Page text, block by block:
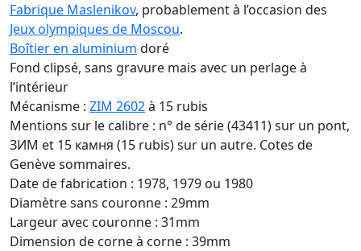
Fabrique Maslenikov, probablement à l’occasion des
Jeux olympiques de Moscou.
Boîtier en aluminium doré
Fond clipsé, sans gravure mais avec un perlage à
l’intérieur
Mécanisme : ZIM 2602à 15 rubis
Mentions sur le calibre : n° de série (43411) sur un pont,
ЗИМ et 15 камня (15 rubis) sur un autre. Cotes de
Genève sommaires.
Date de fabrication : 1978, 1979 ou 1980
Diamètre sans couronne : 29mm
Largeur avec couronne : 31mm
Dimension de corne à corne : 39mm